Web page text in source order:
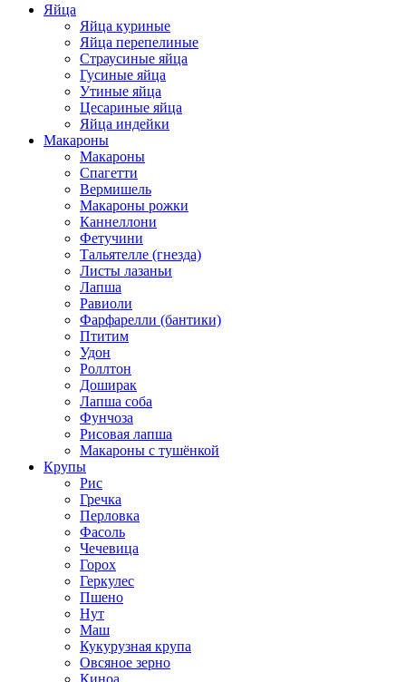
Яйца
Яйца куриные
Яйца перепелиные
Страусиные яйца
Гусиные яйца
Утиные яйца
Цесариные яйца
Яйца индейки
Макароны
Макароны
Спагетти
Вермишель
Макароны рожки
Каннеллони
Фетучини
Тальятелле (гнезда)
Листы лазаньи
Лапша
Равиоли
Фарфарелли (бантики)
Птитим
Удон
Роллтон
Доширак
Лапша соба
Фунчоза
Рисовая лапша
Макароны с тушёнкой
Крупы
Рис
Гречка
Перловка
Фасоль
Чечевица
Горох
Геркулес
Пшено
Нут
Маш
Кукурузная крупа
Овсяное зерно
Киноа